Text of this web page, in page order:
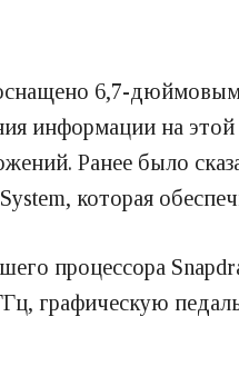
6,7-
информации на
Ранее было
которая
процессора
графическую